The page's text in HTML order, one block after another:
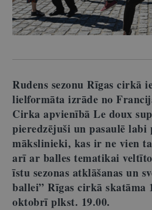
Rudens sezonu Rīgas cirkā
lielformāta izrāde no
Cirka apvienībā Le doux
pieredzējuši un pasaulē
mākslinieki, kas ir ne vien
arī ar balles tematikai
īstu sezonas atklāšanas un
ballei” Rīgas cirkā skatāma
oktobrī plkst. 19.00.